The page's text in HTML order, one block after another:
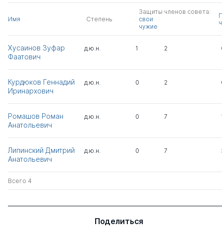
Имя Степень
Защиты членов совета:
свои
чужие
Хусаинов Зуфар
Фаатович
д.ю.н. 1 2
Курдюков Геннадий
Иринархович
д.ю.н. 0 2
Ромашов Роман
Анатольевич
д.ю.н. 0 7
Липинский Дмитрий
Анатольевич
д.ю.н. 0 7
Всего 4
Поделиться